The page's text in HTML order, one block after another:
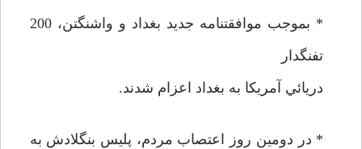
* بموجب موافقتنامه جديد بغداد و واشنگتن، 200
تفنگدار
دريائي آمريكا به بغداد اعزام شدند.
* در دومين روز اعتصاب مردم، پليس بنگلادش به